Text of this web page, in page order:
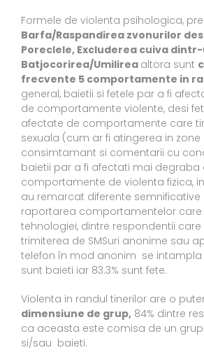
Formele de violenta psihologica,
Barfa/Raspandirea zvonurilor
Poreclele, Excluderea cuiva
Batjocorirea/Umilirea altora sunt
frecvente 5 comportamente in
general, baietii si fetele par a fi
de comportamente violente, desi
afectate de comportamente care
sexuala (cum ar fi atingerea in
consimtamant si comentarii cu
baietii par a fi afectati mai degraba
comportamente de violenta fizica,
au remarcat diferente semnificative
raportarea comportamentelor care
tehnologiei, dintre respondentii
trimiterea de SMSuri anonime sau
telefon în mod anonim se intampla
sunt baieti iar 83.3% sunt fete.
Violenta in randul tinerilor are o
dimensiune de grup, 84% dintre
ca aceasta este comisa de un grup
si/sau baieti.